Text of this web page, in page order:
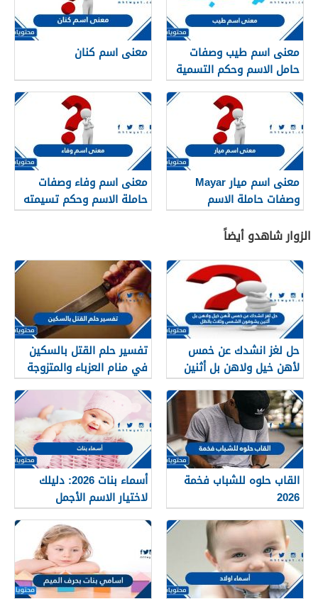
معنى اسم طيب وصفات
حامل الاسم وحكم التسمية
به في الإسلام
معنى اسم كنان
معنى اسم ميار Mayar
وصفات حاملة الاسم
معنى اسم وفاء وصفات
حاملة الاسم وحكم تسيمته
في الإسلام
الزوار شاهدو أيضاً
حل لغز انشدك عن خمس
لأهن خيل ولاهن بل أثنين
يشوفون الشمس وثلاث
بالظل
تفسير حلم القتل بالسكين
في منام العزباء والمتزوجة
والحامل بالتفصيل
القاب حلوه للشباب فخمة
2026
أسماء بنات 2026: دليلك
لاختيار الاسم الأجمل
لمولودتك القادمة